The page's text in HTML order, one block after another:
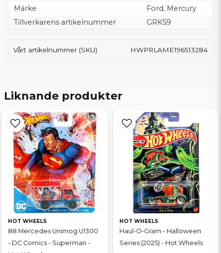
Märke
Ford, Mercury
Tillverkarens artikelnummer
GRK59
Vårt artikelnummer (SKU) HWPRLAME196513284
Liknande produkter
HOT WHEELS
88 Mercedes Unimog U1300
- DC Comics - Superman -
HOT WHEELS
Haul-O-Gram - Halloween
Series (2025) - Hot Wheels